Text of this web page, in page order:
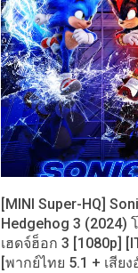
[MINI Super-HQ]
Hedgehog 3 (2024)
เฮดจ์ฮ็อก 3 [1080p]
[พากย์ไทย 5.1 + เสีย